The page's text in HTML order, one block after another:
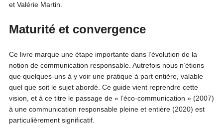
et Valérie Martin.
Maturité et convergence
Ce livre marque une étape importante dans l’évolution de la
notion de communication responsable. Autrefois nous n’étions
que quelques-uns à y voir une pratique à part entière, valable
quel que soit le sujet abordé. Ce guide vient reprendre cette
vision, et à ce titre le passage de « l’éco-communication » (2007)
à une communication responsable pleine et entière (2020) est
particulièrement significatif.